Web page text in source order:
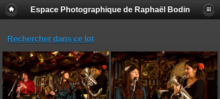
Espace Photographique de Raphaël Bodin
Rechercher dans ce lot